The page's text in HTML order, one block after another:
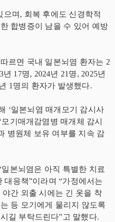
으며, 회복 후에도 신경학적
합병증이 남을 수 있어 예방
르면 국내 일본뇌염 환자는 2
17명, 2024년 21명, 2025년
1명의 환자가 발생했다.
‘일본뇌염 매개모기 감시사
기매개감염병 매개체 감시
병원체 보유 여부를 지속 감
본뇌염은 아직 특별한 치료
응책”이라며 “가정에서는
간 외출 시에는 긴 옷을 착
등 모기에게 물리지 않도록
길 부탁드린다”고 말했다.